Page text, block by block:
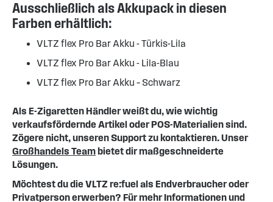
Ausschließlich als Akkupack in diesen
Farben erhältlich:
VLTZ flex Pro Bar Akku - Türkis-Lila
VLTZ flex Pro Bar Akku - Lila-Blau
VLTZ flex Pro Bar Akku – Schwarz
Als E-Zigaretten Händler weißt du, wie wichtig
verkaufsfördernde Artikel oder POS-Materialien sind.
Zögere nicht, unseren Support zu kontaktieren. Unser
Großhandels Team bietet dir maßgeschneiderte
Lösungen.
Möchtest du die VLTZ re:fuel als Endverbraucher oder
Privatperson erwerben? Für mehr Informationen und